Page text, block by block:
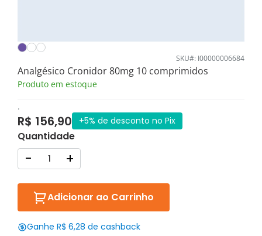
SKU#: I00000006684
Analgésico Cronidor 80mg 10 comprimidos
Produto em estoque
.
R$ 156,90 +5% de desconto no Pix
Quantidade
- +
Adicionar ao Carrinho
Ganhe R$ 6,28 de cashback